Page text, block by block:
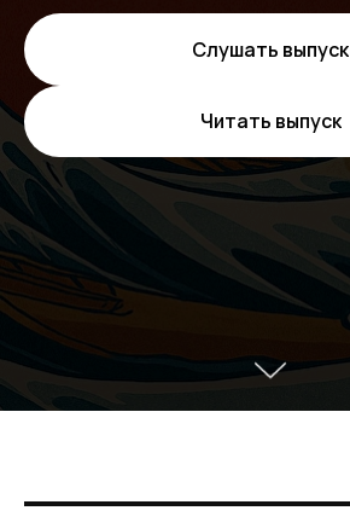
Слушать выпуск
Читать выпуск